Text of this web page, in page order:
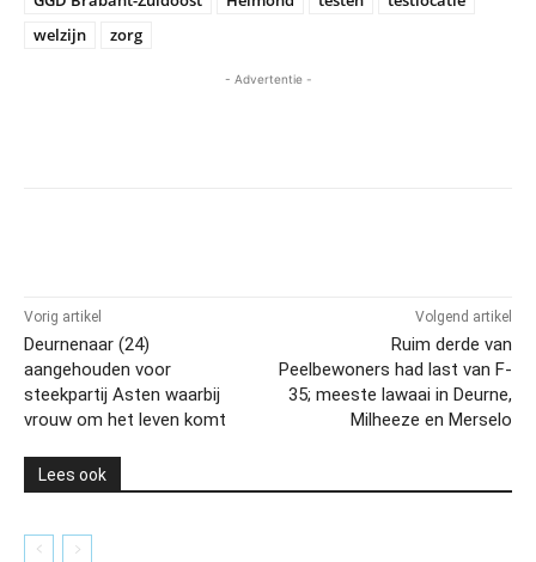
welzijn
zorg
- Advertentie -
Vorig artikel
Deurnenaar (24)
aangehouden voor
steekpartij Asten waarbij
vrouw om het leven komt
Volgend artikel
Ruim derde van
Peelbewoners had last van F-
35; meeste lawaai in Deurne,
Milheeze en Merselo
Lees ook